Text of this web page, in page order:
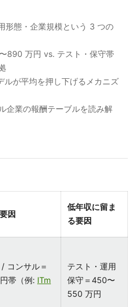
形態・企業規模という 3 つの
890 万円 vs. テスト・保守帯
ルが平均を押し下げるメカニズ
企業の報酬テーブルを読み解
因
低年収に留ま
る要因
コンサル＝
帯（例: ITm
テスト・運用
保守＝450〜
550 万円